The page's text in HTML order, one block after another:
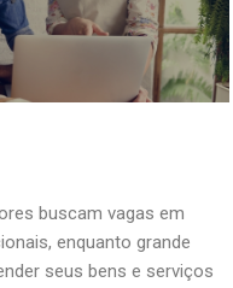
buscam vagas em
enquanto grande
seus bens e serviços